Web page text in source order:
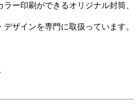
ー印刷ができるオリジナル封筒、
ザインを専門に取扱っています。